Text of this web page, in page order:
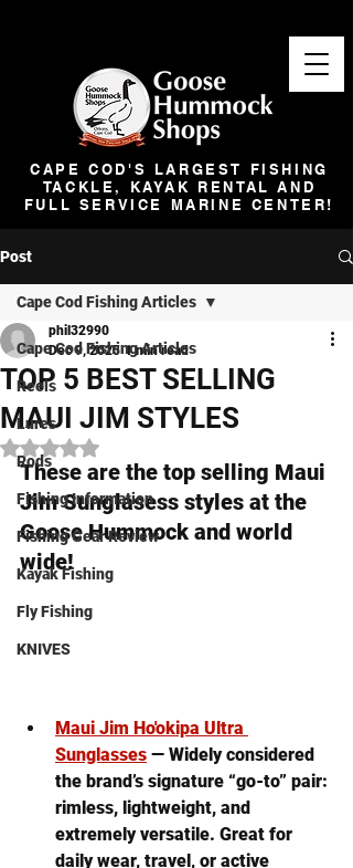
CAPE COD'S LARGEST FISHING
TACKLE, KAYAK RENTAL AND
FULL SERVICE MARINE CENTER!
Post
Cape Cod Fishing Articles
Reels
Lures
Rods
Fishing Information
Fishing Gear Review
Kayak Fishing
Fly Fishing
KNIVES
Cape Cod Fishing Articles
TOP 5 BEST SELLING
MAUI JIM STYLES
phil32990
Dec 9, 2025 1 min read
Rated NaN out of 5 stars.
These are the top selling Maui
Jim Sunglasess styles at the
Goose Hummock and world
wide!
Maui Jim Ho'okipa Ultra
Sunglasses — Widely considered
the brand’s signature “go-to” pair:
rimless, lightweight, and
extremely versatile. Great for
daily wear, travel, or active